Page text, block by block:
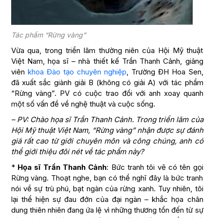
Tác phẩm “Rừng vàng”
Vừa qua, trong triển lãm thường niên của Hội Mỹ thuật
Việt Nam, họa sĩ – nhà thiết kế Trần Thanh Cảnh, giảng
viên khoa Đào tạo chuyên nghiệp, Trường ĐH Hoa Sen,
đã xuất sắc giành giải B (không có giải A) với tác phẩm
“Rừng vàng”. PV có cuộc trao đổi với anh xoay quanh
một số vấn đề về nghệ thuật và cuộc sống.
– PV: Chào họa sĩ Trần Thanh Cảnh. Trong triển lãm của
Hội Mỹ thuật Việt Nam, “Rừng vàng” nhận được sự đánh
giá rất cao từ giới chuyên môn và công chúng, anh có
thể giới thiệu đôi nét về tác phẩm này?
*Họa sĩ Trần Thanh Cảnh: Bức tranh tôi vẽ có tên gọi
Rừng vàng. Thoạt nghe, bạn có thể nghĩ đây là bức tranh
nói về sự trù phú, bạt ngàn của rừng xanh. Tuy nhiên, tôi
lại thể hiện sự đau đớn của đại ngàn – khắc họa chân
dung thiên nhiên đang ứa lệ vì những thương tổn đến từ sự